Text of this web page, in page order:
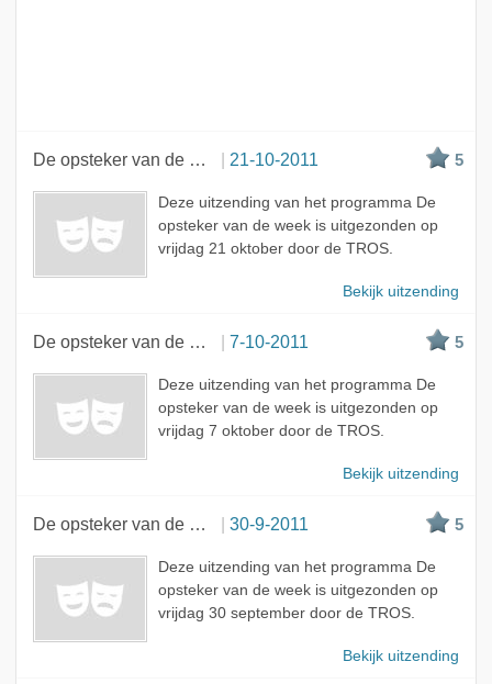
De opsteker van de week 21-10-2011 5
Deze uitzending van het programma De
opsteker van de week is uitgezonden op
vrijdag 21 oktober door de TROS.
Bekijk uitzending
De opsteker van de week 7-10-2011 5
Deze uitzending van het programma De
opsteker van de week is uitgezonden op
vrijdag 7 oktober door de TROS.
Bekijk uitzending
De opsteker van de week 30-9-2011 5
Deze uitzending van het programma De
opsteker van de week is uitgezonden op
vrijdag 30 september door de TROS.
Bekijk uitzending